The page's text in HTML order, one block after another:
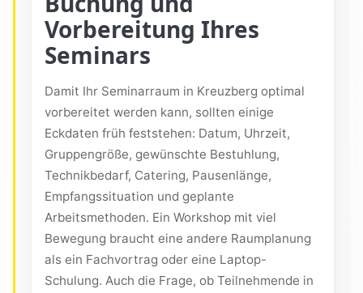
Vorbereitung Ihres
Seminars
Damit Ihr Seminarraum in Kreuzberg optimal
vorbereitet werden kann, sollten einige
Eckdaten früh feststehen: Datum, Uhrzeit,
Gruppengröße, gewünschte Bestuhlung,
Technikbedarf, Catering, Pausenlänge,
Empfangssituation und geplante
Arbeitsmethoden. Ein Workshop mit viel
Bewegung braucht eine andere Raumplanung
als ein Fachvortrag oder eine Laptop-
Schulung. Auch die Frage, ob Teilnehmende in